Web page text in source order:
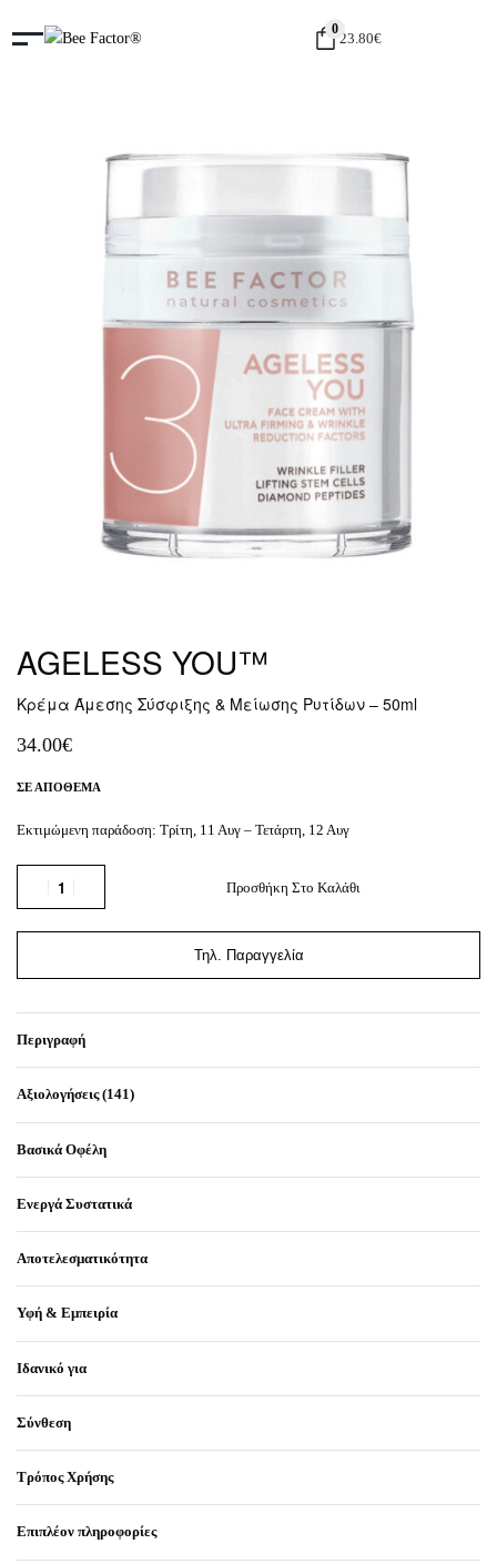
0
23.80€
AGELESS YOU™
Κρέμα Άμεσης Σύσφιξης & Μείωσης Ρυτίδων – 50ml
34.00€
ΣΕ ΑΠΌΘΕΜΑ
Εκτιμώμενη παράδοση: Τρίτη, 11 Αυγ – Τετάρτη, 12 Αυγ
Προσθήκη Στο Καλάθι
Τηλ. Παραγγελία
Περιγραφή
Αξιολογήσεις (141)
Βασικά Οφέλη
Ενεργά Συστατικά
Αποτελεσματικότητα
Υφή & Εμπειρία
Ιδανικό για
Σύνθεση
Τρόπος Χρήσης
Επιπλέον πληροφορίες